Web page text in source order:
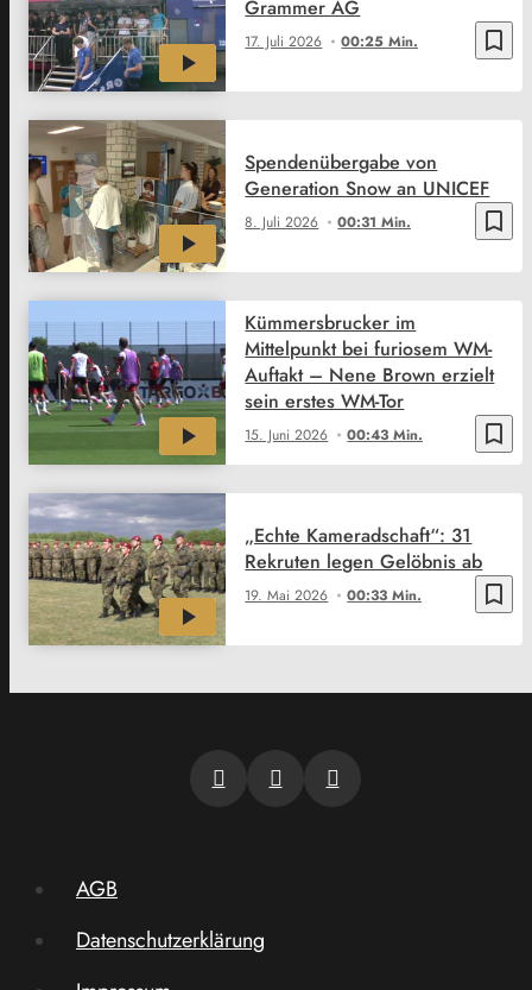
bookmark_border
17. Juli 2026 00:25 Min.
Grammer AG
bookmark_border
8. Juli 2026 00:31 Min.
Spendenübergabe von
Generation Snow an UNICEF
bookmark_border
15. Juni 2026 00:43 Min.
Kümmersbrucker im
Mittelpunkt bei furiosem WM-
Auftakt – Nene Brown erzielt
sein erstes WM-Tor
bookmark_border
19. Mai 2026 00:33 Min.
„Echte Kameradschaft“: 31
Rekruten legen Gelöbnis ab
AGB
Datenschutzerklärung